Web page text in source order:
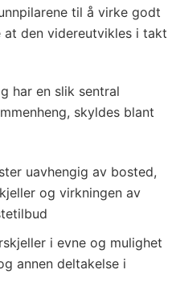
til å virke godt
den videreutvikles i takt
har en slik sentral
skyldes blant
uavhengig av bosted,
og virkningen av
i evne og mulighet
annen deltakelse i